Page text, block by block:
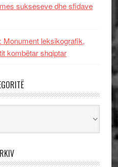
sukseseve dhe sfidave
Monument leksikografik,
kombëtar shqiptar